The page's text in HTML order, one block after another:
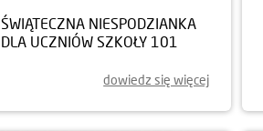
ŚWIĄTECZNA NIESPODZIANKA
DLA UCZNIÓW SZKOŁY 101
dowiedz się więcej